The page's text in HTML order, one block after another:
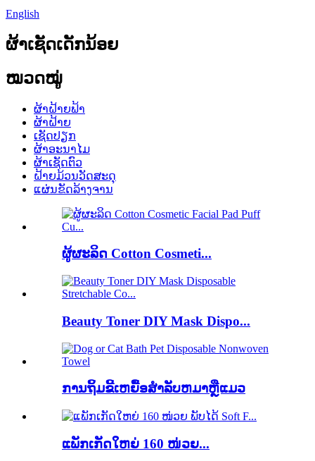
English
ຜ້າເຊັດເດັກນ້ອຍ
ໝວດໝູ່
ຜ້າຝ້າຍຟ້າ
ຜ້າຝ້າຍ
ເຊັດປຽກ
ຜ້າອະນາໄມ
ຜ້າເຊັດຕົວ
ຝ້າຍມ້ວນວັດສະດຸ
ແຜ່ນຂັດລ້າງຈານ
ຜູ້ຜະລິດ Cotton Cosmeti...
Beauty Toner DIY Mask Dispo...
ການຖິ້ມຂີ້ເຫຍື້ອສໍາລັບຫມາຫຼືແມວ
ແພັກເກັດໃຫຍ່ 160 ໜ່ວຍ...